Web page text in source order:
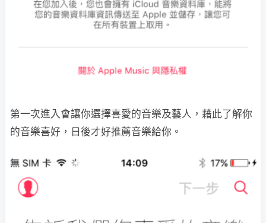
第一次進入會讓你選擇喜愛的音樂及藝人，藉此了解你
的音樂喜好，日後才好推薦音樂給你。